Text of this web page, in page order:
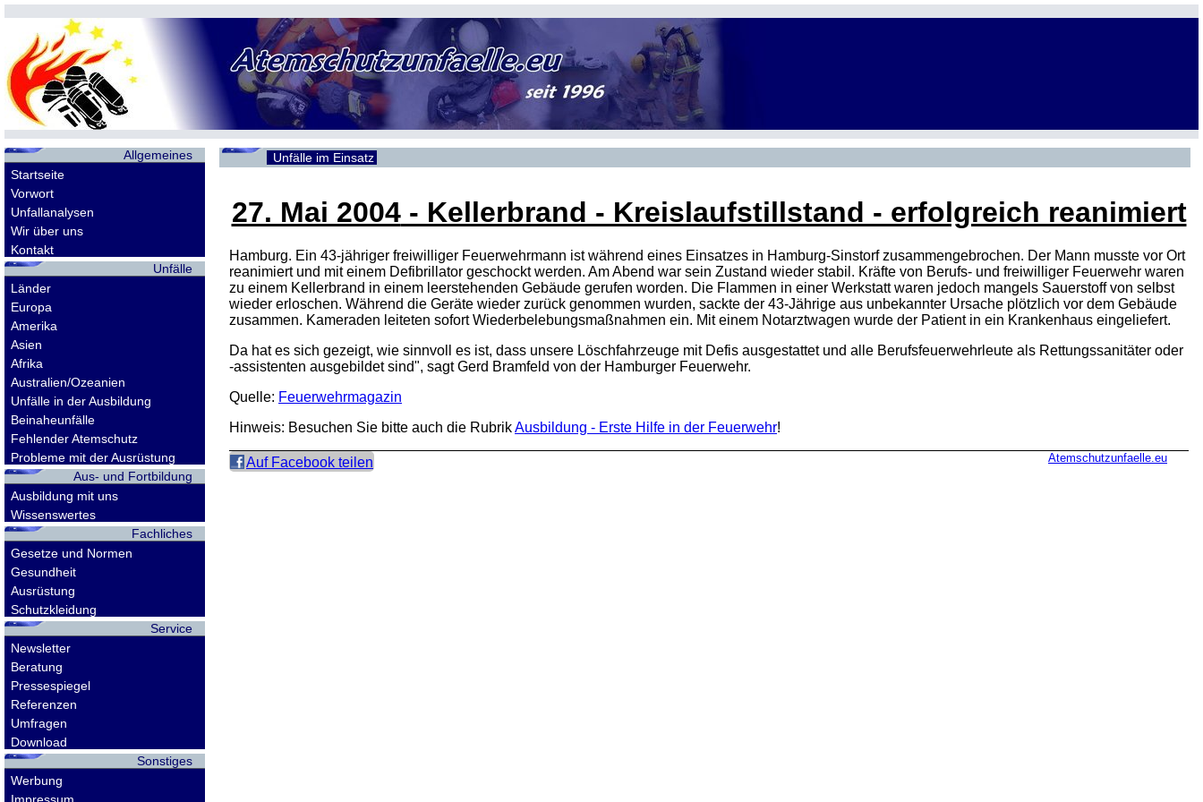
Allgemeines
Startseite
Vorwort
Unfallanalysen
Wir über uns
Kontakt
Unfälle
Länder
Europa
Amerika
Asien
Afrika
Australien/Ozeanien
Unfälle in der Ausbildung
Beinaheunfälle
Fehlender Atemschutz
Probleme mit der Ausrüstung
Aus- und Fortbildung
Ausbildung mit uns
Wissenswertes
Fachliches
Gesetze und Normen
Gesundheit
Ausrüstung
Schutzkleidung
Service
Newsletter
Beratung
Pressespiegel
Referenzen
Umfragen
Download
Sonstiges
Werbung
Unfälle im Einsatz
27. Mai 2004- Kellerbrand - Kreislaufstillstand - erfolgreich reanimiert
Hamburg. Ein 43-jähriger freiwilliger Feuerwehrmann ist während eines Einsatzes in Hamburg-Sinstorf zusammengebrochen. Der Mann musste vor Ort
reanimiert und mit einem Defibrillator geschockt werden. Am Abend war sein Zustand wieder stabil. Kräfte von Berufs- und freiwilliger Feuerwehr waren
zu einem Kellerbrand in einem leerstehenden Gebäude gerufen worden. Die Flammen in einer Werkstatt waren jedoch mangels Sauerstoff von selbst
wieder erloschen. Während die Geräte wieder zurück genommen wurden, sackte der 43-Jährige aus unbekannter Ursache plötzlich vor dem Gebäude
zusammen. Kameraden leiteten sofort Wiederbelebungsmaßnahmen ein. Mit einem Notarztwagen wurde der Patient in ein Krankenhaus eingeliefert.
Da hat es sich gezeigt, wie sinnvoll es ist, dass unsere Löschfahrzeuge mit Defis ausgestattet und alle Berufsfeuerwehrleute als Rettungssanitäter oder
-assistenten ausgebildet sind", sagt Gerd Bramfeld von der Hamburger Feuerwehr.
Quelle: Feuerwehrmagazin
Hinweis: Besuchen Sie bitte auch die RubrikAusbildung - Erste Hilfe in der Feuerwehr!
Auf Facebook teilen Atemschutzunfaelle.eu